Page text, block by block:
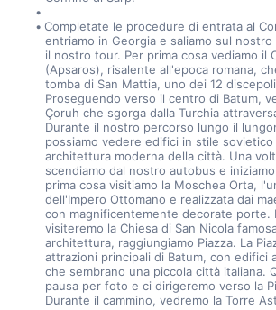
Completate le procedure di entrata al
entriamo in Georgia e saliamo sul
il nostro tour. Per prima cosa vediamo il
(Apsaros), risalente all'epoca romana,
tomba di San Mattia, uno dei 12
Proseguendo verso il centro di Batum,
Çoruh che sgorga dalla Turchia
Durante il nostro percorso lungo il
possiamo vedere edifici in stile sovietico
architettura moderna della città. Una
scendiamo dal nostro autobus e
prima cosa visitiamo la Moschea Orta,
dell'Impero Ottomano e realizzata dai
con magnificentemente decorate porte.
visiteremo la Chiesa di San Nicola
architettura, raggiungiamo Piazza. La
attrazioni principali di Batum, con edifici
che sembrano una piccola città italiana.
pausa per foto e ci dirigeremo verso la
Durante il cammino, vedremo la Torre